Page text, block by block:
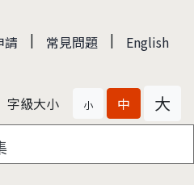
請 | 常見問題 | English
字級大小 小 中 大